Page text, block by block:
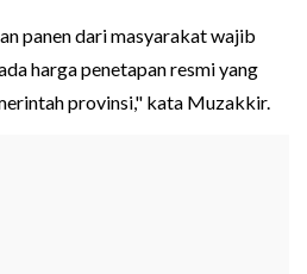
panen dari masyarakat wajib
harga penetapan resmi yang
provinsi," kata Muzakkir.